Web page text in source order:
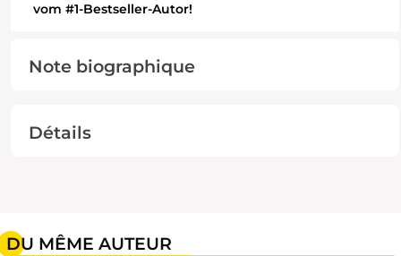
vom #1-Bestseller-Autor!
Note biographique
Détails
DU MÊME AUTEUR